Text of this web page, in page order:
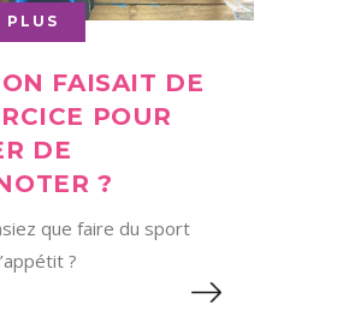
PLUS
FAISAIT DE
POUR
DE
?
que faire du sport
?